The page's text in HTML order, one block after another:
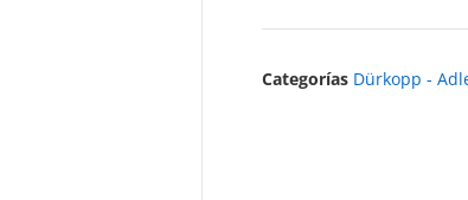
Categorías Dürkopp -